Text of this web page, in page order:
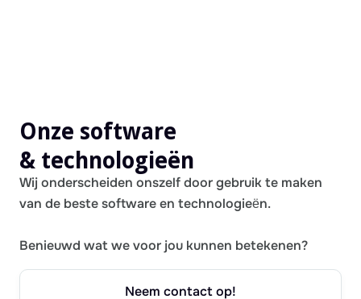
Onze software
& technologieën
Wij onderscheiden onszelf door gebruik te maken
van de beste software en technologieën.
Benieuwd wat we voor jou kunnen betekenen?
Neem contact op!